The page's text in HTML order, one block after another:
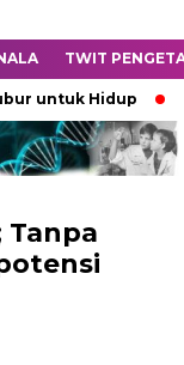
TWIT
Hidup
Tanpa